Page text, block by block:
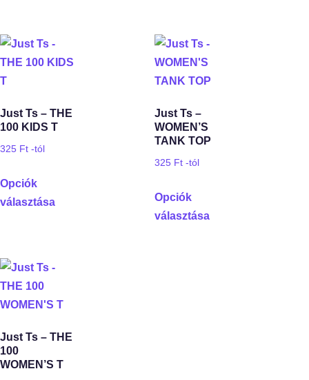
Just Ts – THE
100 KIDS T
325 Ft -tól
Opciók
választása
Just Ts –
WOMEN’S
TANK TOP
325 Ft -tól
Opciók
választása
Just Ts – THE
100
WOMEN’S T